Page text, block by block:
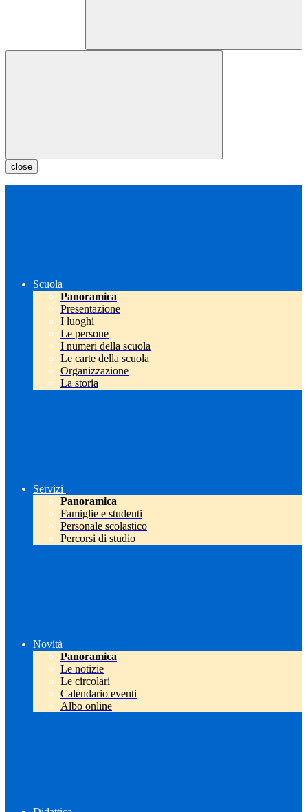
close
Scuola
Panoramica
Presentazione
I luoghi
Le persone
I numeri della scuola
Le carte della scuola
Organizzazione
La storia
Servizi
Panoramica
Famiglie e studenti
Personale scolastico
Percorsi di studio
Novità
Panoramica
Le notizie
Le circolari
Calendario eventi
Albo online